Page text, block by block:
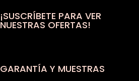
¡SUSCRÍBETE PARA VER
NUESTRAS OFERTAS!
GARANTÍA Y MUESTRAS